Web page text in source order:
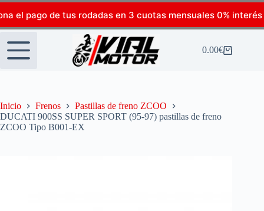
el pago de tus rodadas en 3 cuotas mensuales 0% interés
0.00€
Inicio Frenos
Pastillas de freno ZCOO
DUCATI 900SS SUPER SPORT (95-97) pastillas de freno
ZCOO Tipo B001-EX